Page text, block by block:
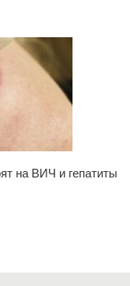
на ВИЧ и гепатиты